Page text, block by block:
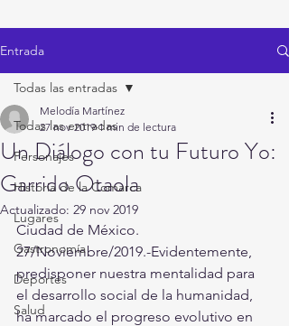
Entrada
Todas las entradas
Personajes
Historia de la Comarca
Lugares
Gastronomía
Deportes
Salud
Todas las entradas
Un Diálogo con tu Futuro Yo:
Garrido Otaola
Melodía Martínez
27 nov 2019 1 min de lectura
Actualizado: 29 nov 2019
Ciudad de México.
27/Noviembre/2019.-Evidentemente,
predisponer nuestra mentalidad para
el desarrollo social de la humanidad,
ha marcado el progreso evolutivo en